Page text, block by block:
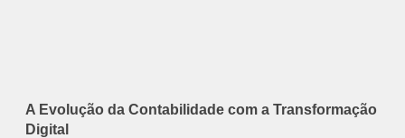
A Evolução da Contabilidade com a Transformação
Digital